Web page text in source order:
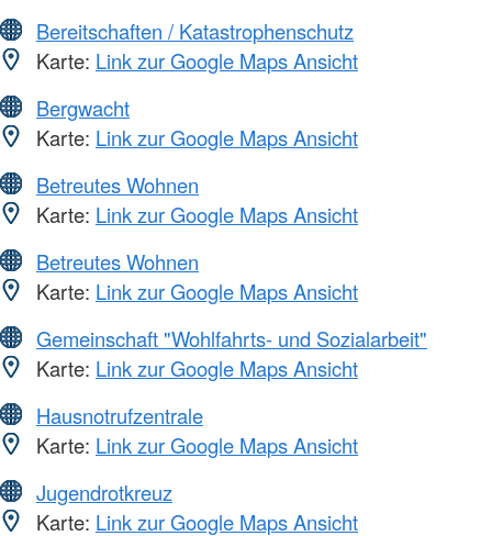
Bereitschaften / Katastrophenschutz
Karte: Link zur Google Maps Ansicht
Bergwacht
Karte: Link zur Google Maps Ansicht
Betreutes Wohnen
Karte: Link zur Google Maps Ansicht
Betreutes Wohnen
Karte: Link zur Google Maps Ansicht
Gemeinschaft "Wohlfahrts- und Sozialarbeit"
Karte: Link zur Google Maps Ansicht
Hausnotrufzentrale
Karte: Link zur Google Maps Ansicht
Jugendrotkreuz
Karte: Link zur Google Maps Ansicht